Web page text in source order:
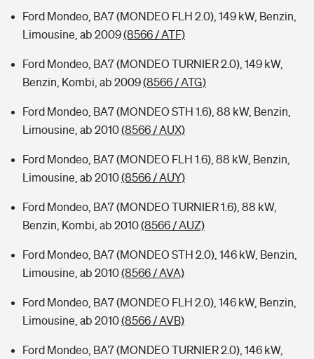
Ford Mondeo, BA7 (MONDEO FLH 2.0), 149 kW, Benzin,
Limousine, ab 2009(8566 / ATF)
Ford Mondeo, BA7 (MONDEO TURNIER 2.0), 149 kW,
Benzin, Kombi, ab 2009(8566 / ATG)
Ford Mondeo, BA7 (MONDEO STH 1.6), 88 kW, Benzin,
Limousine, ab 2010(8566 / AUX)
Ford Mondeo, BA7 (MONDEO FLH 1.6), 88 kW, Benzin,
Limousine, ab 2010(8566 / AUY)
Ford Mondeo, BA7 (MONDEO TURNIER 1.6), 88 kW,
Benzin, Kombi, ab 2010(8566 / AUZ)
Ford Mondeo, BA7 (MONDEO STH 2.0), 146 kW, Benzin,
Limousine, ab 2010(8566 / AVA)
Ford Mondeo, BA7 (MONDEO FLH 2.0), 146 kW, Benzin,
Limousine, ab 2010(8566 / AVB)
Ford Mondeo, BA7 (MONDEO TURNIER 2.0), 146 kW,